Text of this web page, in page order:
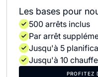
Les bases pour
500 arrêts inclus
Par arrêt
Jusqu'à 5
Jusqu'à 10
PROFITEZ